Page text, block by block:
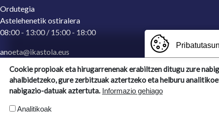
Ordutegia
Astelehenetik ostiralera
08:00 - 13:00 / 15:00 - 18:00
anoeta@ikastola.eus
Ergoien, 5
20270, Anoeta, Gipuzkoa
Cookie propioak eta hirugarrenenak erabiltzen ditugu zure
ahalbidetzeko, gure zerbitzuak aztertzeko eta helburu
nabigazio-datuak aztertuta. Informazio gehiago
Analitikoak